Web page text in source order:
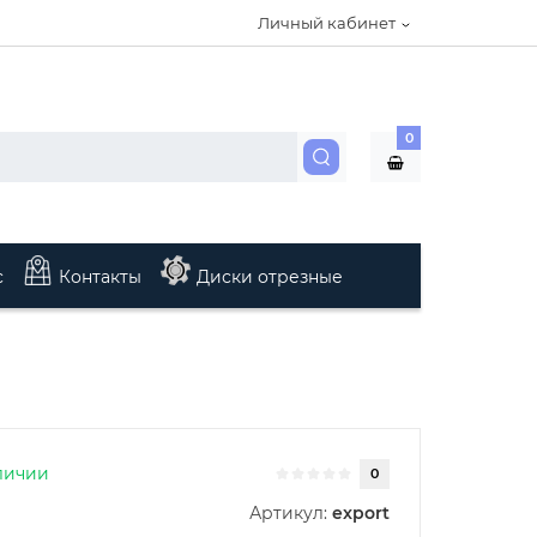
Личный кабинет
0
Контакты Диски отрезные
0
Артикул: export